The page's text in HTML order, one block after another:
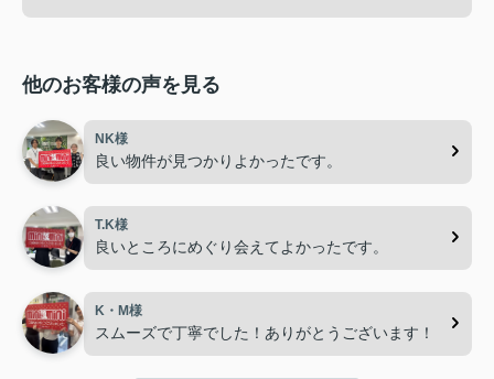
他のお客様の声を見る
NK様
良い物件が見つかりよかったです。
T.K様
良いところにめぐり会えてよかったです。
K・M様
スムーズで丁寧でした！ありがとうございます！